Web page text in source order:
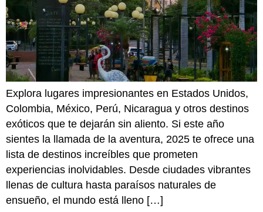
Explora lugares impresionantes en Estados Unidos,
Colombia, México, Perú, Nicaragua y otros destinos
exóticos que te dejarán sin aliento. Si este año
sientes la llamada de la aventura, 2025 te ofrece una
lista de destinos increíbles que prometen
experiencias inolvidables. Desde ciudades vibrantes
llenas de cultura hasta paraísos naturales de
ensueño, el mundo está lleno […]